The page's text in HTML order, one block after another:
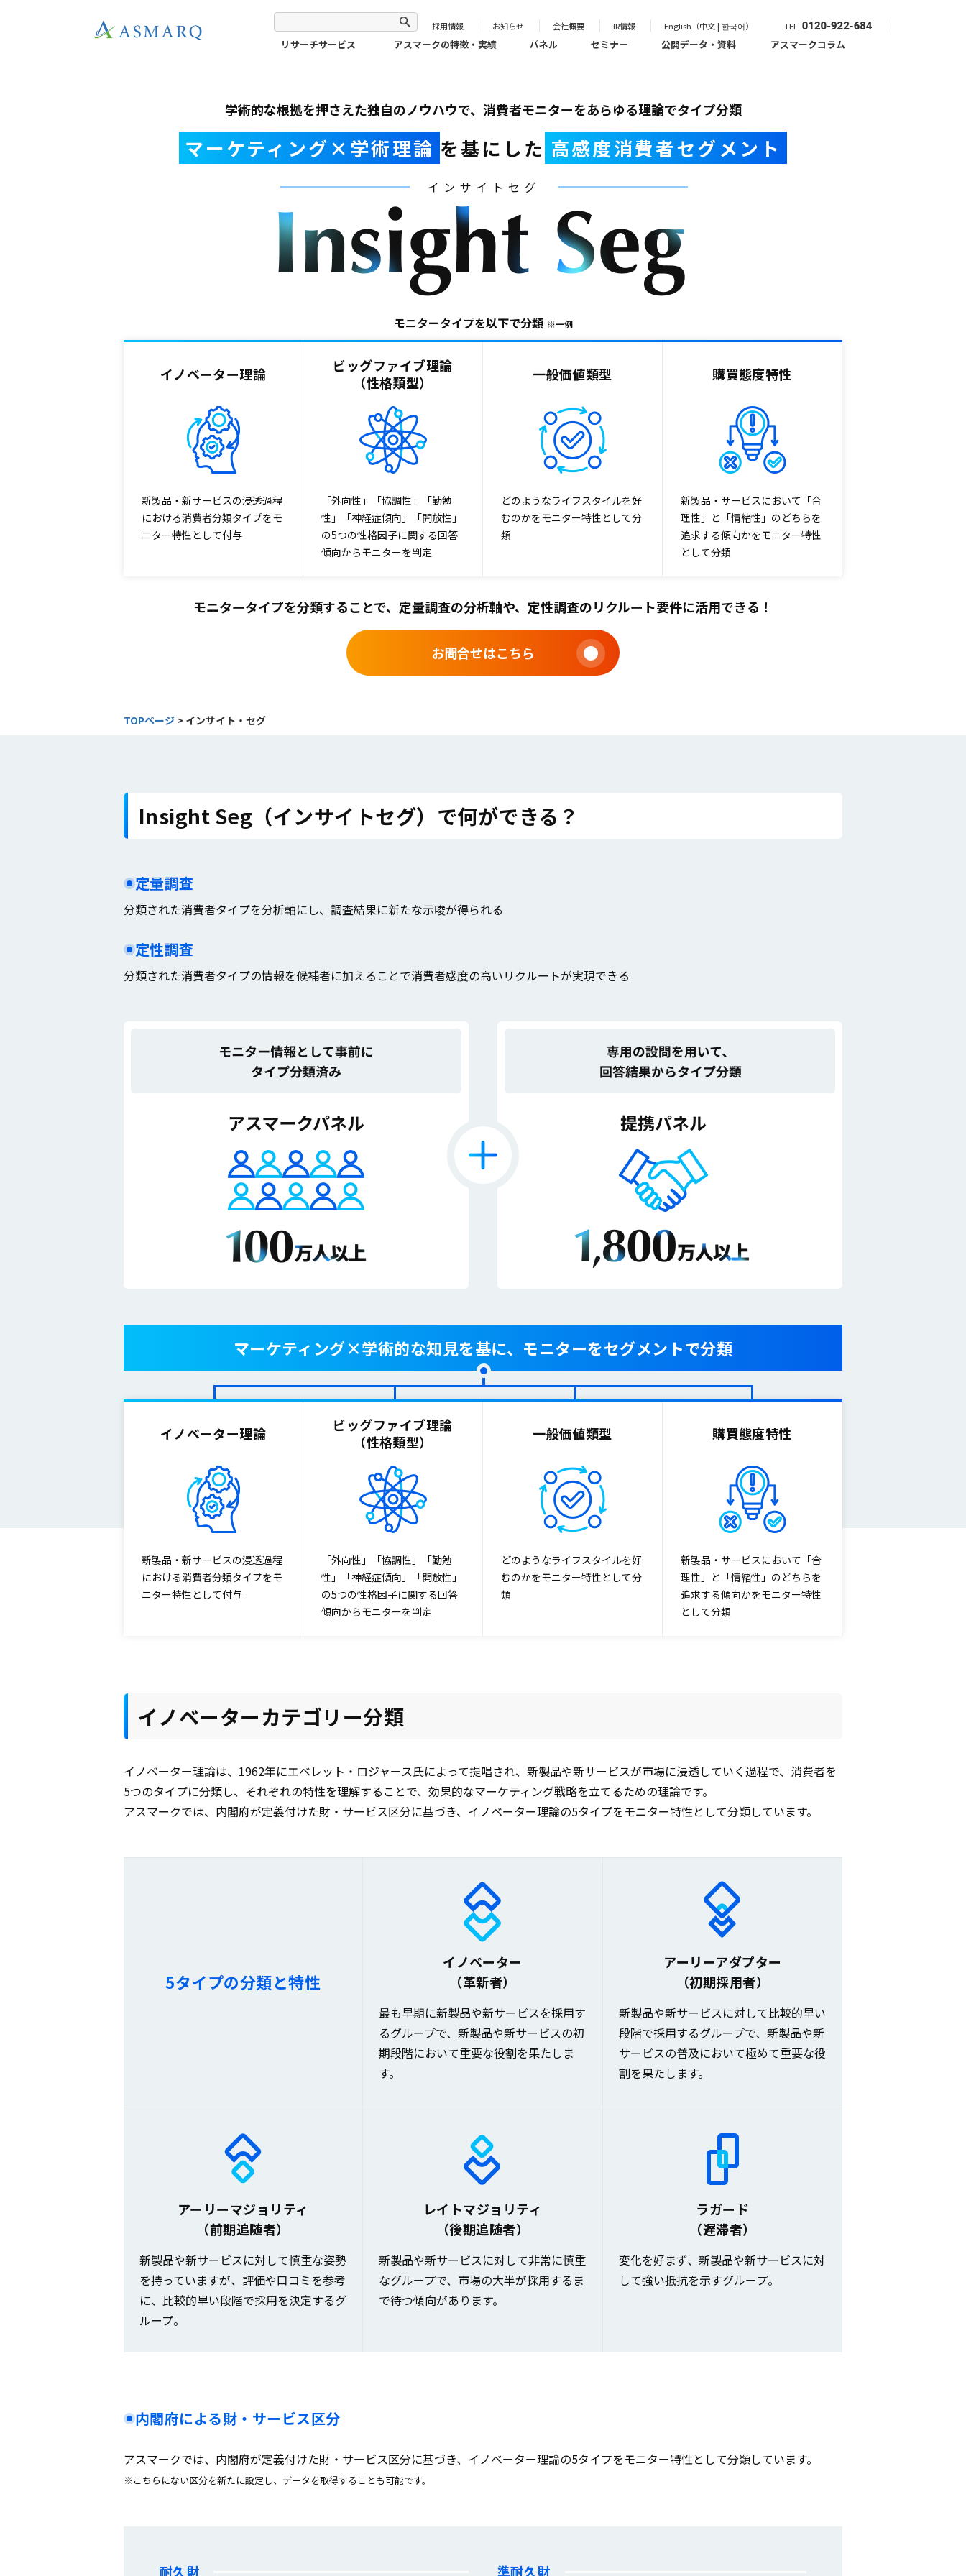
採用情報 お知らせ 会社概要 IR情報 English（中文 | 한국어） TEL
リサーチサービス アスマークの特徴・実績 パネル セミナー 公開データ・資料 アスマークコラム
学術的な根拠を押さえた独自のノウハウで、 消費者モニターをあらゆる理論でタイプ分類
マーケティング×学術理論 を基にした 高感度消費者セグメント
モニタータイプを以下で分類 ※一例
イノベーター理論
新製品・新サービスの浸透過程
における消費者分類タイプをモ
ニター特性として付与
ビッグファイブ理論
（性格類型）
「外向性」「協調性」「勤勉
性」「神経症傾向」「開放性」
の5つの性格因子に関する回答
傾向からモニターを判定
一般価値類型
どのようなライフスタイルを好
むのかをモニター特性として分
類
購買態度特性
新製品・サービスにおいて「合
理性」と「情緒性」のどちらを
追求する傾向かをモニター特性
として分類
モニタータイプを分類することで、 定量調査の分析軸や、定性調査のリクルート要件に活用できる！
お問合せはこちら
TOPページ > インサイト・セグ
Insight Seg（インサイトセグ）で何ができる？
定量調査
分類された消費者タイプを分析軸にし、調査結果に新たな示唆が得られる
定性調査
分類された消費者タイプの情報を候補者に加えることで消費者感度の高いリクルートが実現できる
マーケティング×学術的な知見を基に、 モニターをセグメントで分類
イノベーター理論
新製品・新サービスの浸透過程
における消費者分類タイプをモ
ニター特性として付与
ビッグファイブ理論
（性格類型）
「外向性」「協調性」「勤勉
性」「神経症傾向」「開放性」
の5つの性格因子に関する回答
傾向からモニターを判定
一般価値類型
どのようなライフスタイルを好
むのかをモニター特性として分
類
購買態度特性
新製品・サービスにおいて「合
理性」と「情緒性」のどちらを
追求する傾向かをモニター特性
として分類
イノベーターカテゴリー分類
イノベーター理論は、1962年にエベレット・ロジャース氏によって提唱され、新製品や新サービスが市場に浸透していく過程で、消費者を
5つのタイプに分類し、それぞれの特性を理解することで、効果的なマーケティング戦略を立てるための理論です。
アスマークでは、内閣府が定義付けた財・サービス区分に基づき、イノベーター理論の5タイプをモニター特性として分類しています。
5タイプの分類と特性
イノベーター
（革新者）
最も早期に新製品や新サービスを採用す
るグループで、新製品や新サービスの初
期段階において重要な役割を果たしま
す。
アーリーアダプター
（初期採用者）
新製品や新サービスに対して比較的早い
段階で採用するグループで、新製品や新
サービスの普及において極めて重要な役
割を果たします。
アーリーマジョリティ
（前期追随者）
新製品や新サービスに対して慎重な姿勢
を持っていますが、評価や口コミを参考
に、比較的早い段階で採用を決定するグ
ループ。
レイトマジョリティ
（後期追随者）
新製品や新サービスに対して非常に慎重
なグループで、市場の大半が採用するま
で待つ傾向があります。
ラガード
（遅滞者）
変化を好まず、新製品や新サービスに対
して強い抵抗を示すグループ。
内閣府による財・サービス区分
アスマークでは、内閣府が定義付けた財・サービス区分に基づき、イノベーター理論の5タイプをモニター特性として分類しています。
※こちらにない区分を新たに設定し、データを取得することも可能です。
耐久財 準耐久財